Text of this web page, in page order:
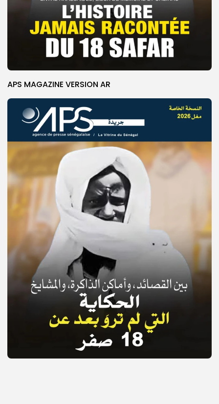
© Copyright 2025, APS
APS MAGAZINE VERSION AR